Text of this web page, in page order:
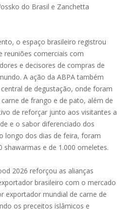
do Brasil e Zanchetta
o espaço brasileiro registrou
reuniões comerciais com
e decisores de compras de
A ação da ABPA também
de degustação, onde foram
de frango e de pato, além de
de reforçar junto aos visitantes a
e o sabor diferenciado dos
longo dos dias de feira, foram
shawarmas e de 1.000 omeletes.
2026 reforçou as alianças
brasileiro com o mercado
exportador mundial de carne de
os preceitos islâmicos e